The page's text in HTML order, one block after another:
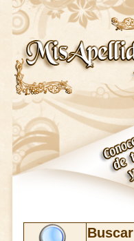
Buscar